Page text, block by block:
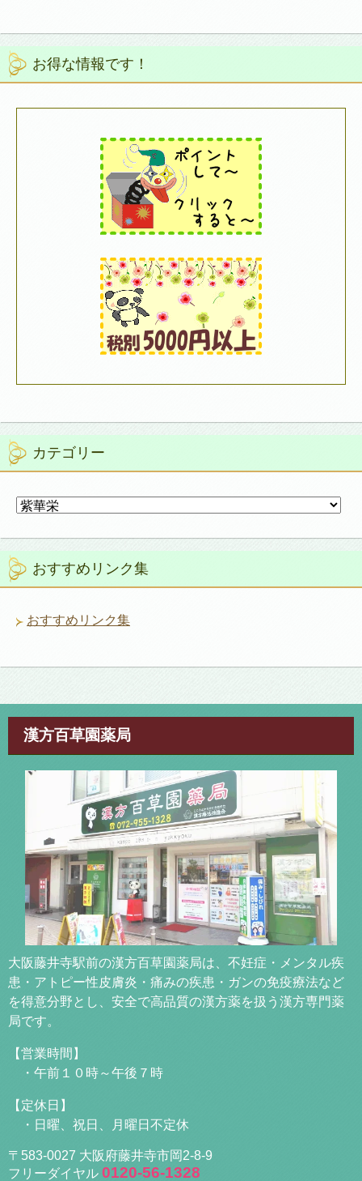
お得な情報です！
カテゴリー
カ
ゴ
リ
ー おすすめリンク集
おすすめリンク集
漢方百草園薬局
大阪藤井寺駅前の漢方百草園薬局は、不妊症・メンタル疾
患・アトピー性皮膚炎・痛みの疾患・ガンの免疫療法など
を得意分野とし、安全で高品質の漢方薬を扱う漢方専門薬
局です。
【営業時間】
・午前１０時～午後７時
【定休日】
・日曜、祝日、月曜日不定休
〒583-0027 大阪府藤井寺市岡2-8-9
フリーダイヤル 0120-56-1328